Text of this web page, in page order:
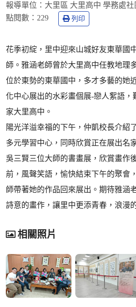
報導單位： 大里區 大里高中 學務處社
點閱數： 229 列印
花季初綻，里中迎來山城好友東華國
師。雅涵老師曾於大里高中任教地理
位於東勢的東華國中，多才多藝的她
化中心展出的水彩畫個展-戀人絮語，
家大里高中。
陽光洋溢幸福的下午，仲凱校長介紹
多元學習中心，同時欣賞正在展出名
吳三賢三位大師的書畫展，欣賞畫作
前，風聲笑語，愉快結束下午的聚會
師帶著她的作品回來展出。期待雅涵
詩意的畫作，讓里中更添青春，浪漫
相關照片